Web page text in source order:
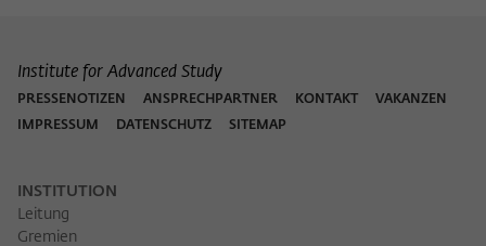
Institute for Advanced Study
PRESSENOTIZEN ANSPRECHPARTNER KONTAKT
VAKANZEN
IMPRESSUM
DATENSCHUTZ SITEMAP
INSTITUTION
Leitung
Gremien